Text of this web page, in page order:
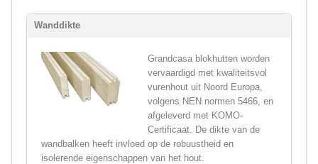
Wanddikte
Grandcasa blokhutten worden
vervaardigd met kwaliteitsvol
vurenhout uit Noord Europa,
volgens NEN normen 5466, en
afgeleverd met KOMO-
Certificaat. De dikte van de
wandbalken heeft invloed op de robuustheid en
isolerende eigenschappen van het hout.